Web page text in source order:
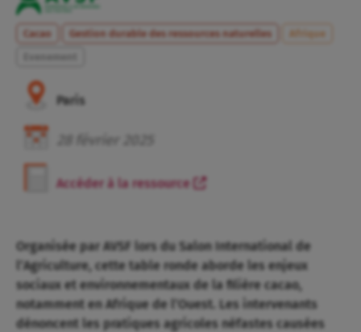
Cacao Gestion durable des ressources naturelles
Afrique
Paris
février
Accéder à la ressource
Organisée par AVSF lors du Salon International de
l’Agriculture, cette table ronde aborde les enjeux
sociaux et environnementaux de la filière cacao,
notamment en Afrique de l’Ouest. Les intervenants
dénoncent les pratiques agricoles néfastes causées